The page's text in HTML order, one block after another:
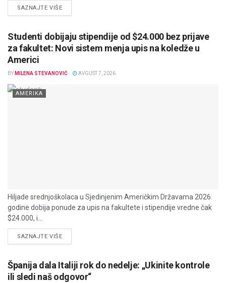
SAZNAJTE VIŠEDETAILS
Studenti dobijaju stipendije od $24.000 bez prijave
za fakultet: Novi sistem menja upis na koledže u
Americi
BY MILENA STEVANOVIĆ AVGUST 7, 2026
AMERIKA
Hiljade srednjoškolaca u Sjedinjenim Američkim Državama 2026.
godine dobija ponude za upis na fakultete i stipendije vredne čak
$24.000, i...
SAZNAJTE VIŠEDETAILS
Španija dala Italiji rok do nedelje: „Ukinite kontrole
ili sledi naš odgovor“